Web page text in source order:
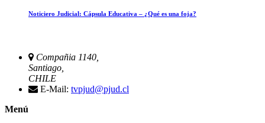
Noticiero Judicial: Cápsula Educativa – ¿Qué es una foja?
Compañia 1140,
Santiago,
CHILE
E-Mail: tvpjud@pjud.cl
Menú